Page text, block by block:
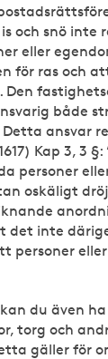
och snö inte
eller
för ras och
Den
både
ansvar
Kap 3, 3 §:
personer
oskäligt
det inte
personer
du även
torg och
gäller för